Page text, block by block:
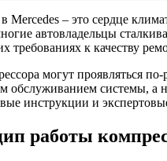
Mercedes – это сердце
автовладельцы
требованиях к качеству
могут проявляться
обслуживанием системы, а
инструкции и
работы